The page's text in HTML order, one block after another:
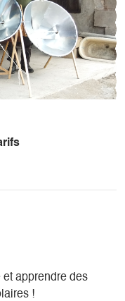
et apprendre des
!